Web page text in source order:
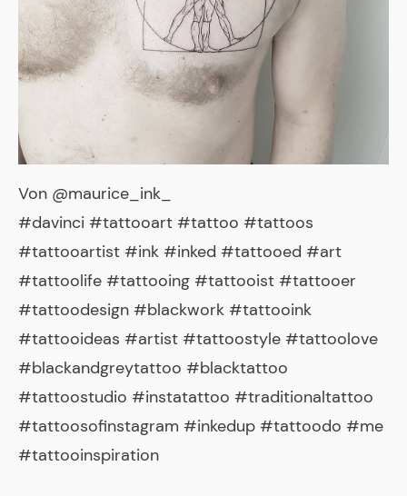
Von @maurice_ink_
#davinci #tattooart #tattoo #tattoos
#tattooartist #ink #inked #tattooed #art
#tattoolife #tattooing #tattooist #tattooer
#tattoodesign #blackwork #tattooink
#tattooideas #artist #tattoostyle #tattoolove
#blackandgreytattoo #blacktattoo
#tattoostudio #instatattoo #traditionaltattoo
#tattoosofinstagram #inkedup #tattoodo #me
#tattooinspiration